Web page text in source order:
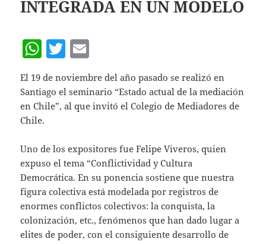
INTEGRADA EN UN MODELO
W
h
at
s
A
p
p
T
w
itt
er
m
ai
l
El 19 de noviembre del año pasado se realizó en
Santiago el seminario “Estado actual de la mediación
en Chile”, al que invitó el Colegio de Mediadores de
Chile.
Uno de los expositores fue Felipe Viveros, quien
expuso el tema “Conflictividad y Cultura
Democrática. En su ponencia sostiene que nuestra
figura colectiva está modelada por registros de
enormes conflictos colectivos: la conquista, la
colonización, etc., fenómenos que han dado lugar a
elites de poder, con el consiguiente desarrollo de